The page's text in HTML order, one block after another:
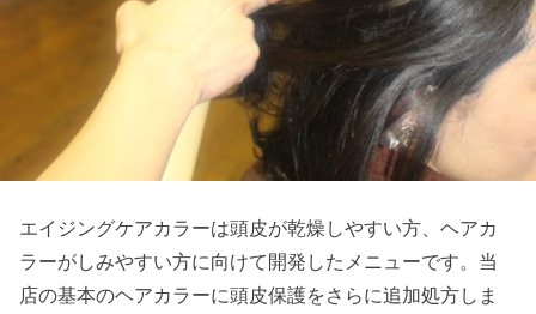
エイジングケアカラーは頭皮が乾燥しやすい方、ヘアカ
ラーがしみやすい方に向けて開発したメニューです。当
店の基本のヘアカラーに頭皮保護をさらに追加処方しま